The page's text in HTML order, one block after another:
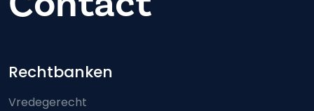
Footer-menu
Rechtbanken
Vredegerecht